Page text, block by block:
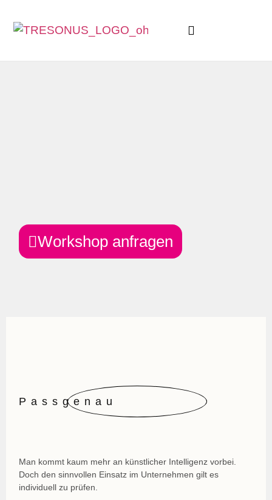
Workshop anfragen
Passgenau
Man kommt kaum mehr an künstlicher Intelligenz vorbei.
Doch den sinnvollen Einsatz im Unternehmen gilt es
individuell zu prüfen.